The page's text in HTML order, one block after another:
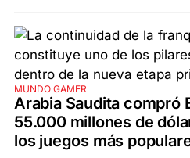
MUNDO GAMER
Arabia Saudita compró
55.000 millones de
los juegos más